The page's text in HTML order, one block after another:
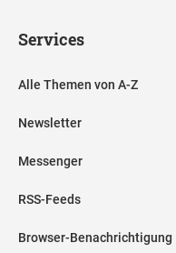
Services
Alle Themen von A-Z
Newsletter
Messenger
RSS-Feeds
Browser-Benachrichtigung